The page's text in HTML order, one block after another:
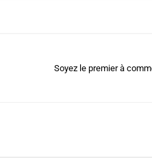
Soyez le premier à